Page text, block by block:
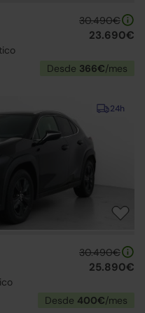
30.490€
23.690€
Desde 366€/mes
24h
30.490€
25.890€
Desde 400€/mes